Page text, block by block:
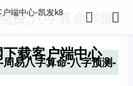
端中心-凯发k8
费,八字算命详细
载客户端中心
易八字算命-八字预测-
命